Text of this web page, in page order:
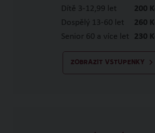
Dítě 3-12,99 let
200
Dospělý 13-60 let
260
Senior 60 a více let
230
ZOBRAZIT VSTUPENKY